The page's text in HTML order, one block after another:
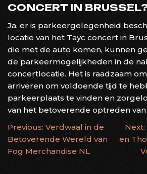
CONCERT IN
Ja, er is parkeergelegenheid
locatie van het Tayc concert in
die met de auto komen, kunnen
de parkeermogelijkheden in de
concertlocatie. Het is raadzaam
arriveren om voldoende tijd te
parkeerplaats te vinden en
van het betoverende optreden van
BERICHTNAVIGATIE
Previous: Verdwaal in de
Betoverende Wereld van
Fog Merchandise NL
Next:
en